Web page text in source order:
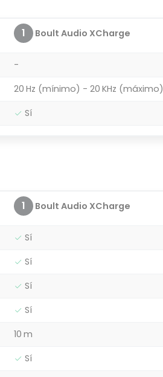
1 Boult Audio XCharge
-
20 Hz (mínimo) - 20 KHz (máximo)
Sí
1 Boult Audio XCharge
Sí
Sí
Sí
Sí
10 m
Sí